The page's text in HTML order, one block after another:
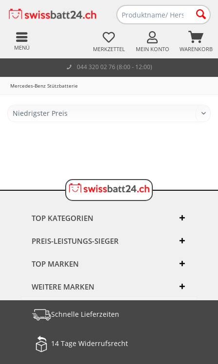
044 320 02 76 (8:00 - 12:00)
WARENKORB
MERKZETTEL MEIN KONTO
MENÜ
Mercedes-Benz Stützbatterie
TOP KATEGORIEN
PREIS-LEISTUNGS-SIEGER
TOP MARKEN
WEITERE MARKEN
Schnelle Lieferzeiten
14 Tage Widerrufsrecht